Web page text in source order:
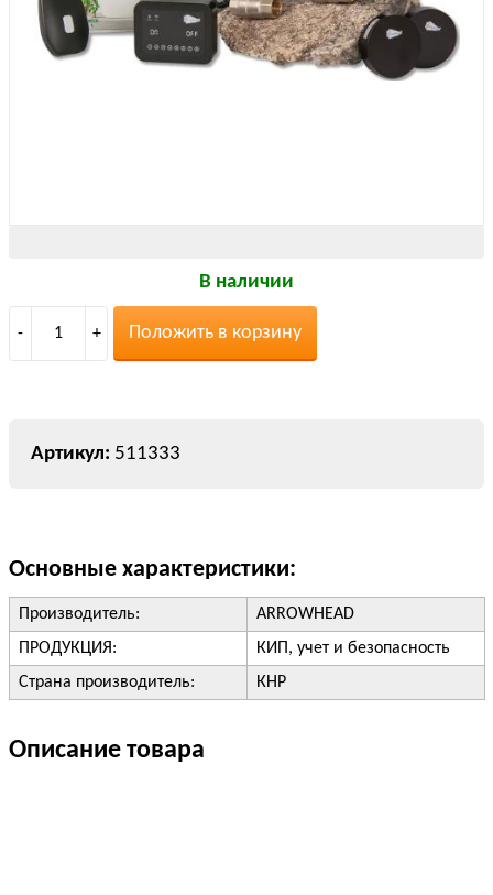
В наличии
- 1 + Положить в корзину
511333
Основные характеристики:
Производитель:
ARROWHEAD
ПРОДУКЦИЯ:
КИП, учет и безопасность
Страна производитель:
КНР
Описание товара